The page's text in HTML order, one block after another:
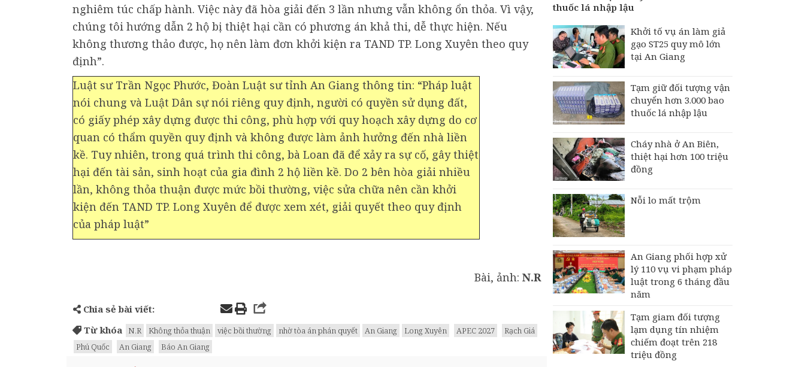
nghiêm túc chấp hành. Việc này đã hòa giải đến 3 lần nhưng vẫn không ổn thỏa. Vì vậy,
chúng tôi hướng dẫn 2 hộ bị thiệt hại cần có phương án khả thi, dễ thực hiện. Nếu
không thương thảo được, họ nên làm đơn khởi kiện ra TAND TP. Long Xuyên theo quy
định”.
Luật sư Trần Ngọc Phước, Đoàn Luật sư tỉnh An Giang thông tin: “Pháp luật
nói chung và Luật Dân sự nói riêng quy định, người có quyền sử dụng đất,
có giấy phép xây dựng được thi công, phù hợp với quy hoạch xây dựng do cơ
quan có thẩm quyền quy định và không được làm ảnh hưởng đến nhà liền
kề. Tuy nhiên, trong quá trình thi công, bà Loan đã để xảy ra sự cố, gây thiệt
hại đến tài sản, sinh hoạt của gia đình 2 hộ liền kề. Do 2 bên hòa giải nhiều
lần, không thỏa thuận được mức bồi thường, việc sửa chữa nên cần khởi
kiện đến TAND TP. Long Xuyên để được xem xét, giải quyết theo quy định
của pháp luật”
Bài, ảnh: N.R
Chia sẻ bài viết:
Từ khóa
N.R Không thỏa thuận việc bồi thường nhờ tòa án phán quyết An Giang Long Xuyên APEC 2027
Rạch Giá
Phú Quốc
An Giang Báo An Giang
thuốc lá nhập lậu
Khởi tố vụ án làm giả
gạo ST25 quy mô lớn
tại An Giang
Tạm giữ đối tượng vận
chuyển hơn 3.000 bao
thuốc lá nhập lậu
Cháy nhà ở An Biên,
thiệt hại hơn 100 triệu
đồng
Nỗi lo mất trộm
An Giang phối hợp xử
lý 110 vụ vi phạm pháp
luật trong 6 tháng đầu
năm
Tạm giam đối tượng
lạm dụng tín nhiệm
chiếm đoạt trên 218
triệu đồng